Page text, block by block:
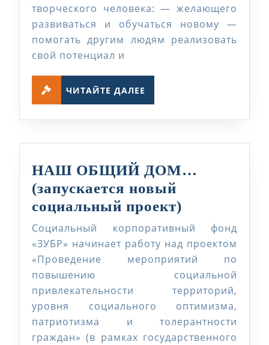
творческого человека: — желающего
развиваться и обучаться новому —
помогать другим людям реализовать
свой потенциал и
ЧИТАЙТЕ ДАЛЕЕ
НАШ ОБЩИЙ ДОМ…
(запускается новый
социальный проект)
ОБЩИЙ
ДОМ…
новый
проект)
Социальный корпоративный фонд
«ЗУБР» начинает работу над проектом
«Проведение мероприятий по
повышению социальной
привлекательности территорий,
уровня социального оптимизма,
патриотизма и толерантности
граждан» (в рамках государственного